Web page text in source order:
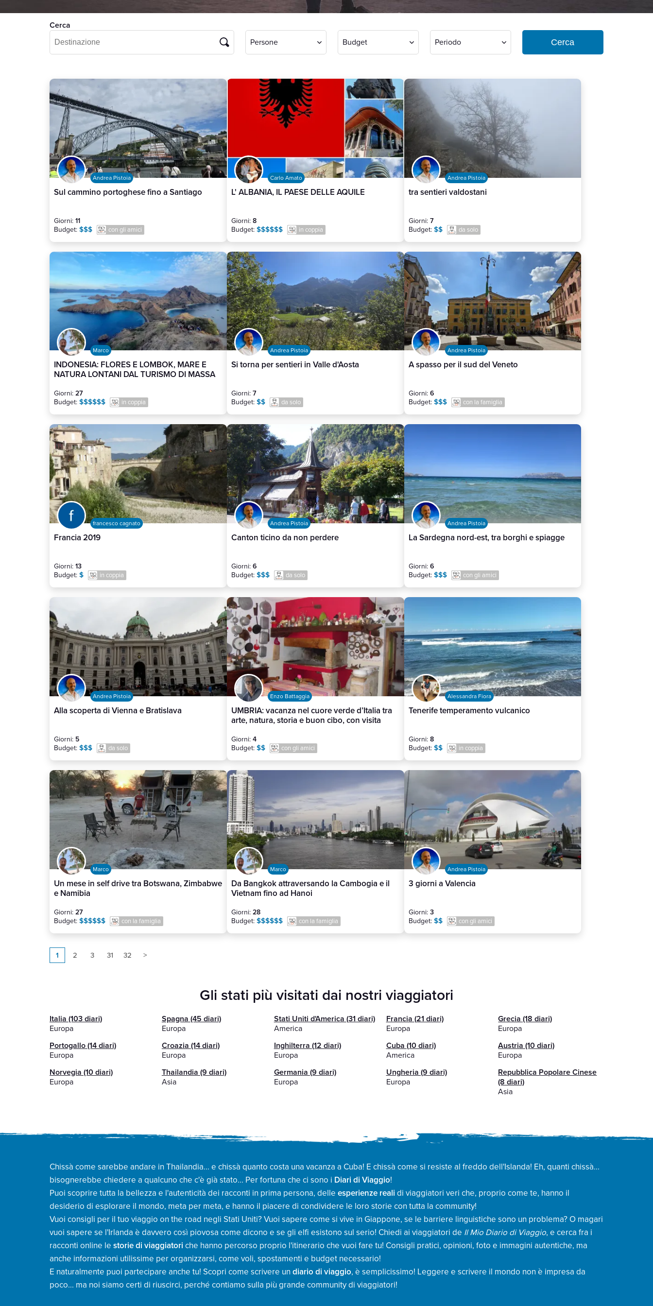
Cerca
Persone
Budget Periodo Cerca
Andrea Pistoia
Sul cammino portoghese fino a Santiago
Giorni: 11
Budget: $$$ con gli amici
Carlo Amato
L' ALBANIA, IL PAESE DELLE AQUILE
Giorni: 8
Budget: $$$$$$ in coppia
Andrea Pistoia
tra sentieri valdostani
Giorni: 7
Budget: $$ da solo
Marco
INDONESIA: FLORES E LOMBOK, MARE E
NATURA LONTANI DAL TURISMO DI MASSA
Giorni: 27
Budget: $$$$$$ in coppia
Andrea Pistoia
Si torna per sentieri in Valle d'Aosta
Giorni: 7
Budget: $$ da solo
Andrea Pistoia
A spasso per il sud del Veneto
Giorni: 6
Budget: $$$ con la famiglia
francesco cagnato
Francia 2019
Giorni: 13
Budget: $ in coppia
Andrea Pistoia
Canton ticino da non perdere
Giorni: 6
Budget: $$$ da solo
Andrea Pistoia
La Sardegna nord-est, tra borghi e spiagge
Giorni: 6
Budget: $$$ con gli amici
Andrea Pistoia
Alla scoperta di Vienna e Bratislava
Giorni: 5
Budget: $$$ da solo
Enzo Battaggia
UMBRIA: vacanza nel cuore verde d’Italia tra
arte, natura, storia e buon cibo, con visita
Giorni: 4
Budget: $$ con gli amici
Alessandra Fiora
Tenerife temperamento vulcanico
Giorni: 8
Budget: $$ in coppia
Marco
Un mese in self drive tra Botswana, Zimbabwe
e Namibia
Giorni: 27
Budget: $$$$$$ con la famiglia
Marco
Da Bangkok attraversando la Cambogia e il
Vietnam fino ad Hanoi
Giorni: 28
Budget: $$$$$$ con la famiglia
Andrea Pistoia
3 giorni a Valencia
Giorni: 3
Budget: $$ con gli amici
1 2 3 31 32 >
Gli stati più visitati dai nostri viaggiatori
Italia (103 diari)
Europa
Spagna (45 diari)
Europa
Stati Uniti d'America (31 diari)
America
Francia (21 diari)
Europa
Grecia (18 diari)
Europa
Portogallo (14 diari)
Europa
Croazia (14 diari)
Europa
Inghilterra (12 diari)
Europa
Cuba (10 diari)
America
Austria (10 diari)
Europa
Norvegia (10 diari)
Europa
Thailandia (9 diari)
Asia
Germania (9 diari)
Europa
Ungheria (9 diari)
Europa
Repubblica Popolare Cinese
(8 diari)
Asia
Chissà come sarebbe andare in Thailandia... e chissà quanto costa una vacanza a Cuba! E chissà come si resiste al freddo dell'Islanda! Eh, quanti chissà...
bisognerebbe chiedere a qualcuno che c'è già stato... Per fortuna che ci sono i Diari di Viaggio!
Puoi scoprire tutta la bellezza e l'autenticità dei racconti in prima persona, delle esperienze reali di viaggiatori veri che, proprio come te, hanno il
desiderio di esplorare il mondo, meta per meta, e hanno il piacere di condividere le loro storie con tutta la community!
Vuoi consigli per il tuo viaggio on the road negli Stati Uniti? Vuoi sapere come si vive in Giappone, se le barriere linguistiche sono un problema? O magari
vuoi sapere se l'Irlanda è davvero così piovosa come dicono e se gli elfi esistono sul serio! Chiedi ai viaggiatori de Il Mio Diario di Viaggio, e cerca fra i
racconti online le storie di viaggiatori che hanno percorso proprio l'itinerario che vuoi fare tu! Consigli pratici, opinioni, foto e immagini autentiche, ma
anche informazioni utilissime per organizzarsi, come voli, spostamenti e budget necessario!
E naturalmente puoi partecipare anche tu! Scopri come scrivere un diario di viaggio, è semplicissimo! Leggere e scrivere il mondo non è impresa da
poco... ma noi siamo certi di riuscirci, perché contiamo sulla più grande community di viaggiatori!